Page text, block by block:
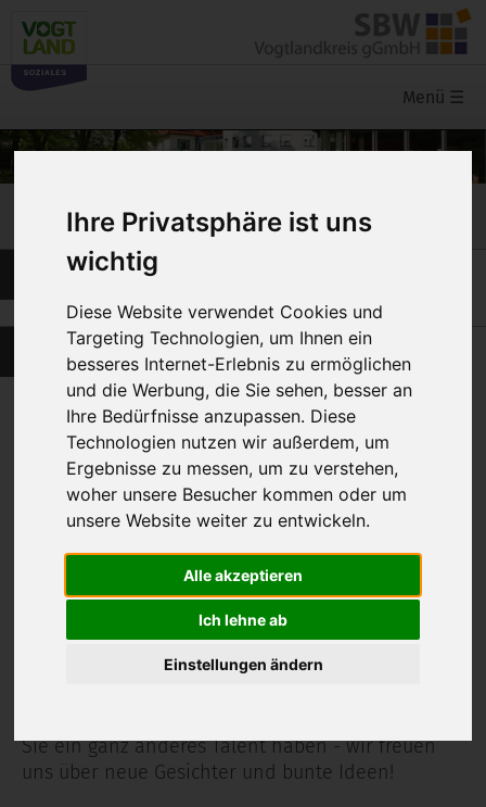
Ihre Privatsphäre ist uns
wichtig
Diese Website verwendet Cookies und
Targeting Technologien, um Ihnen ein
besseres Internet-Erlebnis zu ermöglichen
und die Werbung, die Sie sehen, besser an
Ihre Bedürfnisse anzupassen. Diese
Technologien nutzen wir außerdem, um
Ergebnisse zu messen, um zu verstehen,
woher unsere Besucher kommen oder um
unsere Website weiter zu entwickeln.
Alle akzeptieren
Ich lehne ab
Einstellungen ändern
Menü ☰
Karriere
Ehrenamt, FSJ und BFD
Ehrenamtliche Tätigkeit
Manchmal reichen schon ein oder zwei Stunden
in der Woche aus, um ein Lächeln auf das Gesicht
eines anderen Menschen zu zaubern. Probieren
Sie es aus -mit einem Ehrenamt in der SBW
Selbstverständlich bestimmen Sie selbst, wo und
wie Sie sich bei uns einbringen möchten.
können unsere Bewohner regelmäßig besuchen,
mit ihnen spazieren gehen, eine Bastel- oder
Sie ein ganz anderes Talent haben - wir freuen
uns über neue Gesichter und bunte Ideen!